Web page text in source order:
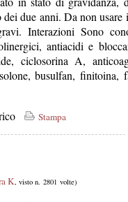
due anni. Da non usare
Interazioni Sono
antiacidi e
ciclosorina A,
busulfan, finitoina,
Stampa
K, visto n. 2801 volte)